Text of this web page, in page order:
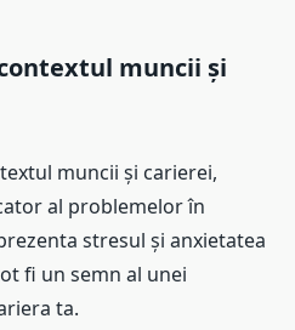
muncii și
muncii și carierei,
al problemelor în
stresul și anxietatea
fi un semn al unei
ta.